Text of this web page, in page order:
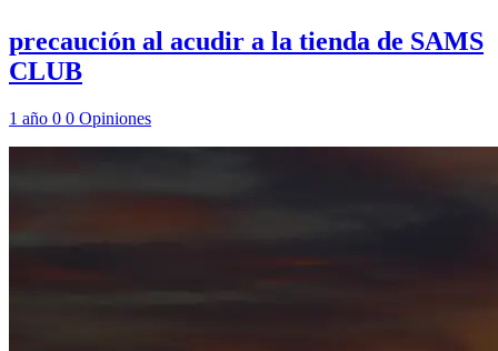
precaución al acudir a la tienda de SAMS
CLUB
1 año 0 0 Opiniones